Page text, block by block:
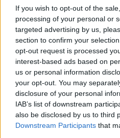
If you wish to opt-out of the
processing of your personal or
targeted advertising by us,
section to confirm your
opt-out request is processed
interest-based ads based on
us or personal information
your opt-out. You may
disclosure of your personal
IAB’s list of downstream
also be disclosed by us to third
Downstream Participants that
ερμηνεύτριας, η
εποχές που ο
Βίσση ήταν ζευγάρι και
εμπόλεμη ζώνη που
φορά που τσακώνονταν.
στάθηκε ένα βίντεο με
πτυχία και η Ναταλία
και οι δύο είχαν
φορά που υπήρχε